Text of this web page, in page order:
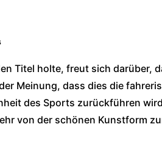
Titel holte, freut sich darüber,
Meinung, dass dies die
des Sports zurückführen
von der schönen Kunstform